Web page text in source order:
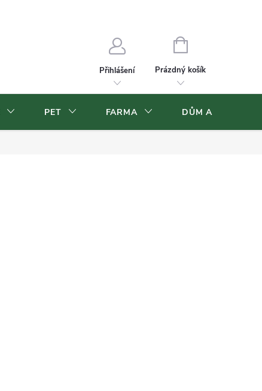
Přihlášení
NÁKUPNÍ
Prázdný košík
PET FARMA DŮM A ZAHRADA